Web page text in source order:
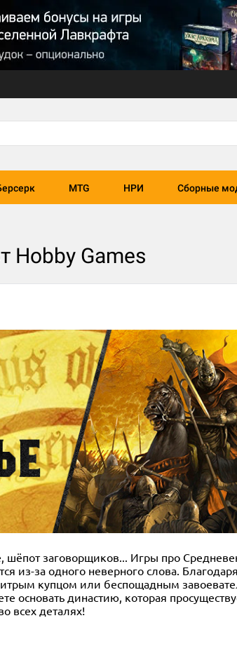
MTG НРИ Сборные
Hobby Games
шёпот заговорщиков... Игры про
из-за одного неверного слова.
купцом или беспощадным
основать династию, которая
всех деталях!